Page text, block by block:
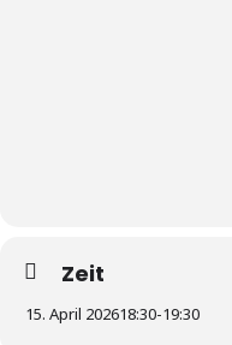
Zeit
15. April 202618:30-19:30